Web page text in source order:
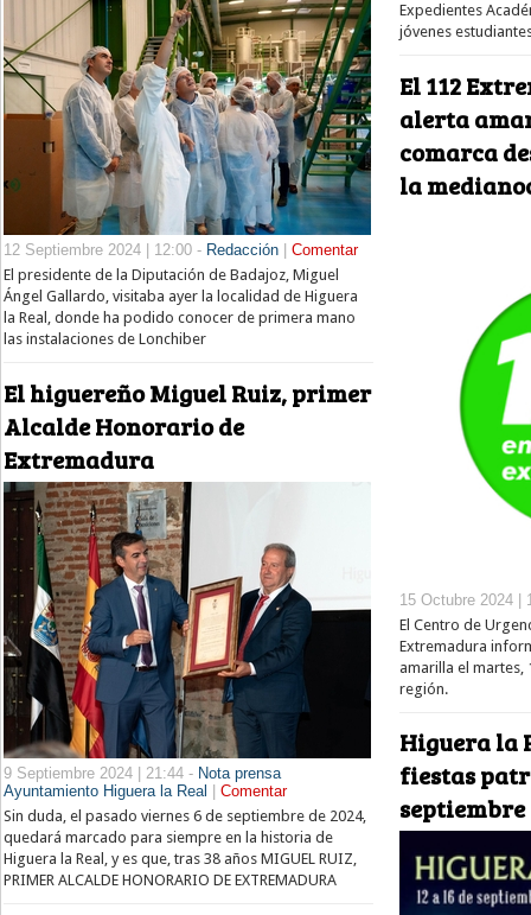
12 Septiembre 2024 | 12:00 - Redacción
Comentar
El presidente de la Diputación de Badajoz, Miguel
Ángel Gallardo, visitaba ayer la localidad de Higuera
la Real, donde ha podido conocer de primera mano
las instalaciones de Lonchiber
El higuereño Miguel Ruiz, primer
Alcalde Honorario de
Extremadura
9 Septiembre 2024 | 21:44 - Nota prensa
Ayuntamiento Higuera la Real | Comentar
Sin duda, el pasado viernes 6 de septiembre de 2024,
quedará marcado para siempre en la historia de
Higuera la Real, y es que, tras 38 años MIGUEL RUIZ,
PRIMER ALCALDE HONORARIO DE EXTREMADURA
Expedientes
jóvenes
El 112
alerta
comarca
la
15 Octubre 2024 |
El Centro de
Extremadura
amarilla el martes,
región.
Higuera la
fiestas